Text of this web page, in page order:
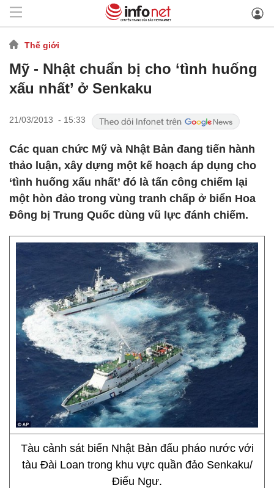
Thế giới
Mỹ - Nhật chuẩn bị cho ‘tình huống
xấu nhất’ ở Senkaku
21/03/2013 - 15:33
Các quan chức Mỹ và Nhật Bản đang tiến hành
thảo luận, xây dựng một kế hoạch áp dụng cho
‘tình huống xấu nhất’ đó là tấn công chiếm lại
một hòn đảo trong vùng tranh chấp ở biển Hoa
Đông bị Trung Quốc dùng vũ lực đánh chiếm.
Tàu cảnh sát biển Nhật Bản đấu pháo nước với
tàu Đài Loan trong khu vực quần đảo Senkaku/
Điếu Ngư.